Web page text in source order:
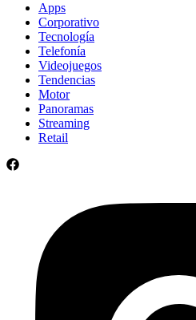
Apps
Corporativo
Tecnología
Telefonía
Videojuegos
Tendencias
Motor
Panoramas
Streaming
Retail